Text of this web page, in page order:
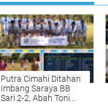
Putra Cimahi Ditahan
Imbang Saraya BB
Sari 2-2, Abah Toni